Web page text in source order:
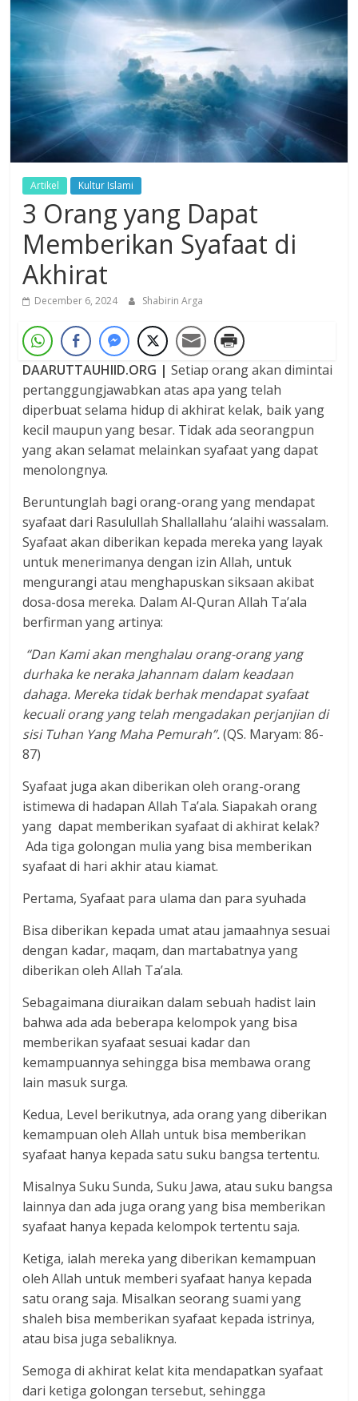
Dzikir,
Fikir,
Ikhtiar
Artikel Kultur Islami
3 Orang yang Dapat
Memberikan Syafaat di
Akhirat
December 6, 2024 Shabirin Arga
DAARUTTAUHIID.ORG | Setiap orang akan dimintai
pertanggungjawabkan atas apa yang telah
diperbuat selama hidup di akhirat kelak, baik yang
kecil maupun yang besar. Tidak ada seorangpun
yang akan selamat melainkan syafaat yang dapat
menolongnya.
Beruntunglah bagi orang-orang yang mendapat
syafaat dari Rasulullah Shallallahu ‘alaihi wassalam.
Syafaat akan diberikan kepada mereka yang layak
untuk menerimanya dengan izin Allah, untuk
mengurangi atau menghapuskan siksaan akibat
dosa-dosa mereka. Dalam Al-Quran Allah Ta’ala
berfirman yang artinya:
“Dan Kami akan menghalau orang-orang yang
durhaka ke neraka Jahannam dalam keadaan
dahaga. Mereka tidak berhak mendapat syafaat
kecuali orang yang telah mengadakan perjanjian di
sisi Tuhan Yang Maha Pemurah”.(QS. Maryam: 86-
87)
Syafaat juga akan diberikan oleh orang-orang
istimewa di hadapan Allah Ta’ala. Siapakah orang
yang dapat memberikan syafaat di akhirat kelak?
Ada tiga golongan mulia yang bisa memberikan
syafaat di hari akhir atau kiamat.
Pertama, Syafaat para ulama dan para syuhada
Bisa diberikan kepada umat atau jamaahnya sesuai
dengan kadar, maqam, dan martabatnya yang
diberikan oleh Allah Ta’ala.
Sebagaimana diuraikan dalam sebuah hadist lain
bahwa ada ada beberapa kelompok yang bisa
memberikan syafaat sesuai kadar dan
kemampuannya sehingga bisa membawa orang
lain masuk surga.
Kedua, Level berikutnya, ada orang yang diberikan
kemampuan oleh Allah untuk bisa memberikan
syafaat hanya kepada satu suku bangsa tertentu.
Misalnya Suku Sunda, Suku Jawa, atau suku bangsa
lainnya dan ada juga orang yang bisa memberikan
syafaat hanya kepada kelompok tertentu saja.
Ketiga, ialah mereka yang diberikan kemampuan
oleh Allah untuk memberi syafaat hanya kepada
satu orang saja. Misalkan seorang suami yang
shaleh bisa memberikan syafaat kepada istrinya,
atau bisa juga sebaliknya.
Semoga di akhirat kelat kita mendapatkan syafaat
dari ketiga golongan tersebut, sehingga